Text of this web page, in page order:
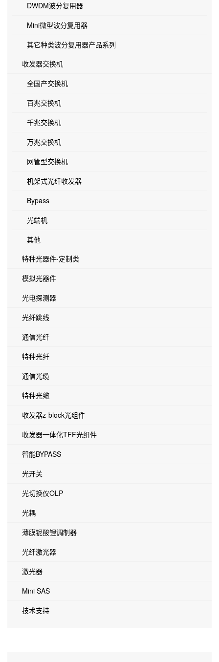
DWDM波分复用器
Mini微型波分复用器
其它种类波分复用器产品系列
收发器交换机
全国产交换机
百兆交换机
千兆交换机
万兆交换机
网管型交换机
机架式光纤收发器
Bypass
光端机
其他
特种光器件-定制类
模拟光器件
光电探测器
光纤跳线
通信光纤
特种光纤
通信光缆
特种光缆
收发器z-block光组件
收发器一体化TFF光组件
智能BYPASS
光开关
光切换仪OLP
光耦
薄膜铌酸锂调制器
光纤激光器
激光器
Mini SAS
技术支持